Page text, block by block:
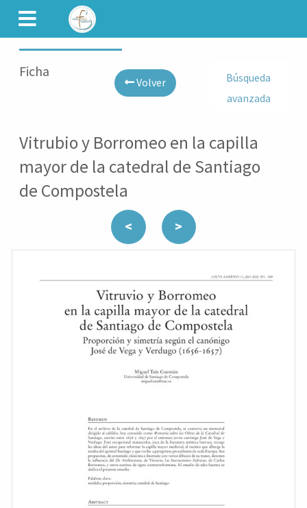
CAMINET
Ficha
Volver
Búsqueda
avanzada
Vitrubio y Borromeo en la capilla
mayor de la catedral de Santiago
de Compostela
< >